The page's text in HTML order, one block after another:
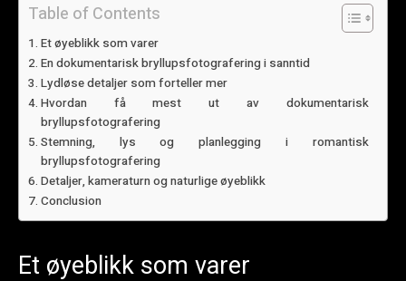
Table of Contents
Et øyeblikk som varer
En dokumentarisk bryllupsfotografering i sanntid
Lydløse detaljer som forteller mer
Hvordan få mest ut av dokumentarisk
bryllupsfotografering
Stemning, lys og planlegging i romantisk
bryllupsfotografering
Detaljer, kameraturn og naturlige øyeblikk
Conclusion
Et øyeblikk som varer